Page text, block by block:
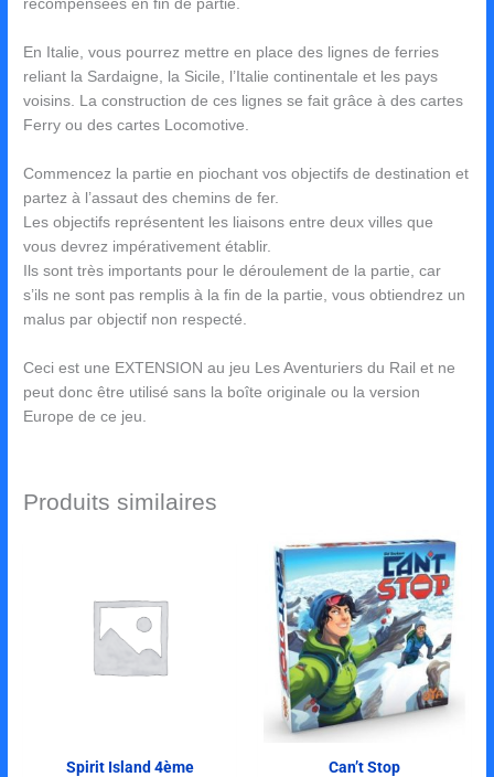
récompensées en fin de partie.
En Italie, vous pourrez mettre en place des lignes de ferries
reliant la Sardaigne, la Sicile, l’Italie continentale et les pays
voisins. La construction de ces lignes se fait grâce à des cartes
Ferry ou des cartes Locomotive.
Commencez la partie en piochant vos objectifs de destination et
partez à l’assaut des chemins de fer.
Les objectifs représentent les liaisons entre deux villes que
vous devrez impérativement établir.
Ils sont très importants pour le déroulement de la partie, car
s’ils ne sont pas remplis à la fin de la partie, vous obtiendrez un
malus par objectif non respecté.
Ceci est une EXTENSION au jeu Les Aventuriers du Rail et ne
peut donc être utilisé sans la boîte originale ou la version
Europe de ce jeu.
Produits similaires
Spirit Island 4ème
Can’t Stop